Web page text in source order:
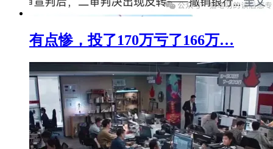
有点惨，投了170万亏了166万…